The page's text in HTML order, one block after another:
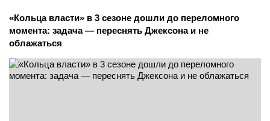
«Кольца власти» в 3 сезоне дошли до переломного
момента: задача — переснять Джексона и не
облажаться